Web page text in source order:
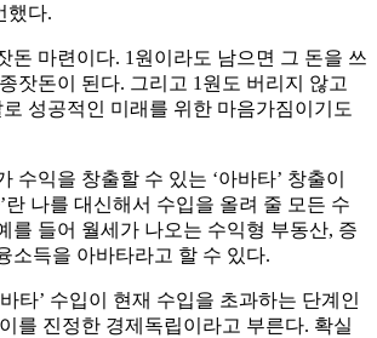
했다.
돈 마련이다. 1원이라도 남으면 그 돈을 쓰
잣돈이 된다. 그리고 1원도 버리지 않고
성공적인 미래를 위한 마음가짐이기도
수익을 창출할 수 있는 ‘아바타’ 창출이
란 나를 대신해서 수입을 올려 줄 모든 수
를 들어 월세가 나오는 수익형 부동산, 증
소득을 아바타라고 할 수 있다.
타’ 수입이 현재 수입을 초과하는 단계인
를 진정한 경제독립이라고 부른다. 확실